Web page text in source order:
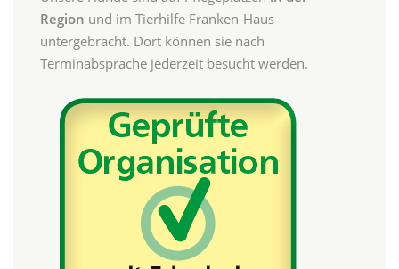
Region und im Tierhilfe Franken-Haus
untergebracht. Dort können sie nach
Terminabsprache jederzeit besucht werden.